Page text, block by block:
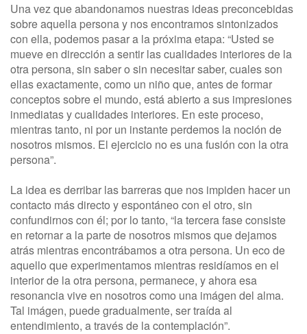
Una vez que abandonamos nuestras ideas preconcebidas
sobre aquella persona y nos encontramos sintonizados
con ella, podemos pasar a la próxima etapa: “Usted se
mueve en dirección a sentir las cualidades interiores de la
otra persona, sin saber o sin necesitar saber, cuales son
ellas exactamente, como un niño que, antes de formar
conceptos sobre el mundo, está abierto a sus impresiones
inmediatas y cualidades interiores. En este proceso,
mientras tanto, ni por un instante perdemos la noción de
nosotros mismos. El ejercicio no es una fusión con la otra
persona”.
La idea es derribar las barreras que nos impiden hacer un
contacto más directo y espontáneo con el otro, sin
confundirnos con él; por lo tanto, “la tercera fase consiste
en retornar a la parte de nosotros mismos que dejamos
atrás mientras encontrábamos a otra persona. Un eco de
aquello que experimentamos mientras residíamos en el
interior de la otra persona, permanece, y ahora esa
resonancia vive en nosotros como una imágen del alma.
Tal imágen, puede gradualmente, ser traída al
entendimiento, a través de la contemplación”.